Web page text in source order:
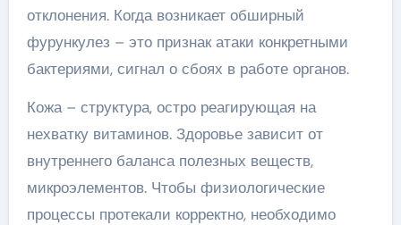
отклонения. Когда возникает обширный
фурункулез – это признак атаки конкретными
бактериями, сигнал о сбоях в работе органов.
Кожа – структура, остро реагирующая на
нехватку витаминов. Здоровье зависит от
внутреннего баланса полезных веществ,
микроэлементов. Чтобы физиологические
процессы протекали корректно, необходимо